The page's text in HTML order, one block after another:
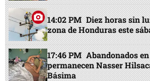
14:02 PM Diez horas sin
zona de Honduras este
17:46 PM Abandonados
permanecen Nasser
Básima